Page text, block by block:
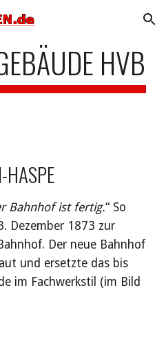
Skip to navigation
HVB
HASPE
Bahnhof ist fertig.“ So
Dezember 1873 zur
Der neue Bahnhof
und ersetzte das bis
im Fachwerkstil (im Bild